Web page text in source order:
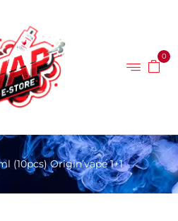
0
(10pcs) Origin’vape 1+1